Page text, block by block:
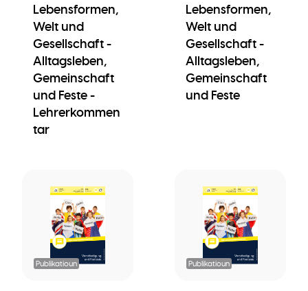
Lebensformen,
Welt und
Gesellschaft -
Alltagsleben,
Gemeinschaft
und Feste -
Lehrerkommen
tar
Lebensformen,
Welt und
Gesellschaft -
Alltagsleben,
Gemeinschaft
und Feste
Publikatioun Publikatioun